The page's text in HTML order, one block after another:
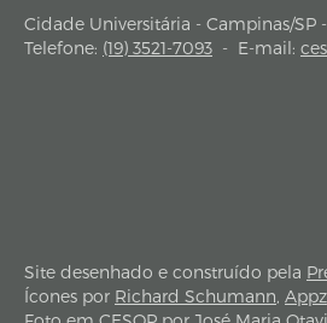
Cidade Universitária - Campinas/SP -
Telefone: (19) 3521-7093 - E-mail:
Site desenhado e construído pela
Ícones por Richard Schumann,